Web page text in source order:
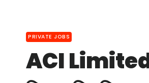
PRIVATE JOBS
ACI Limited